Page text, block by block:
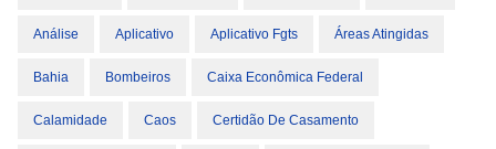
Análise Aplicativo Aplicativo Fgts Áreas Atingidas
Bahia Bombeiros Caixa Econômica Federal
Calamidade Caos Certidão De Casamento